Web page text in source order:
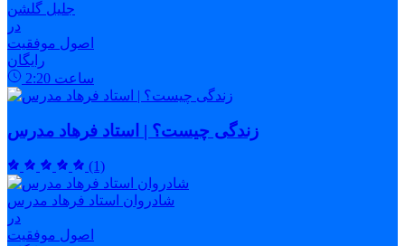
جلیل گلشن
در
اصول موفقیت
رایگان
2:20 ساعت
زندگی چیست؟ | استاد فرهاد مدرس
(1)
شادروان استاد فرهاد مدرس
در
اصول موفقیت